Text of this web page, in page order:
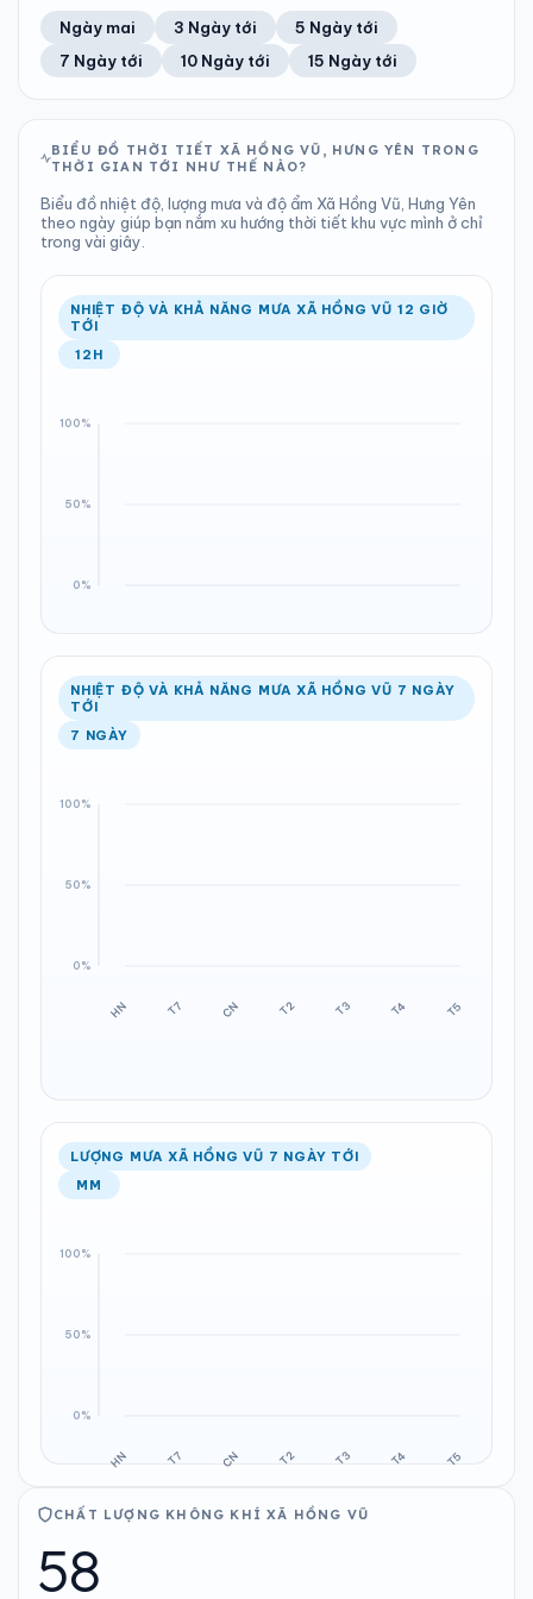
26°C 99%
Khả năng mưa
1.83 mm
Tổng cả ngày
1001 hPa
Bình thường
8
Chỉ số UV
Tốt
Ước lượng
25°C
Ổn định
80%
Khả năng mưa
Trung bình ngày Tốc độ gió
TIA UV TẦM NHÌN
LƯỢNG MƯA
1.32 mm
Tổng cả ngày
ÁP SUẤT
1000 hPa
Bình thường
Ổn định Khả năng mưa
Ngày mai 3 Ngày tới
5 Ngày tới
7 Ngày tới
10 Ngày tới 15 Ngày tới
BIỂU ĐỒ THỜI TIẾT XÃ HỒNG VŨ, HƯNG YÊN TRONG
THỜI GIAN TỚI NHƯ THẾ NÀO?
Biểu đồ nhiệt độ, lượng mưa và độ ẩm Xã Hồng Vũ, Hưng Yên
theo ngày giúp bạn nắm xu hướng thời tiết khu vực mình ở chỉ
trong vài giây.
NHIỆT ĐỘ VÀ KHẢ NĂNG MƯA XÃ HỒNG VŨ 12 GIỜ
TỚI
12H
NHIỆT ĐỘ VÀ KHẢ NĂNG MƯA XÃ HỒNG VŨ 7 NGÀY
TỚI
7 NGÀY
LƯỢNG MƯA XÃ HỒNG VŨ 7 NGÀY TỚI
MM
CHẤT LƯỢNG KHÔNG KHÍ XÃ HỒNG VŨ
58